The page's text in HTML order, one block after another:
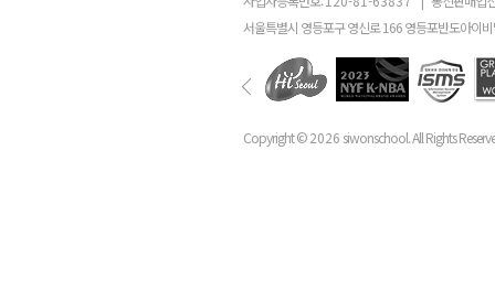
서울특별시 영등포구 영신로 166 영등포반도아이
Copyright ©2026 siwonschool. All Rights